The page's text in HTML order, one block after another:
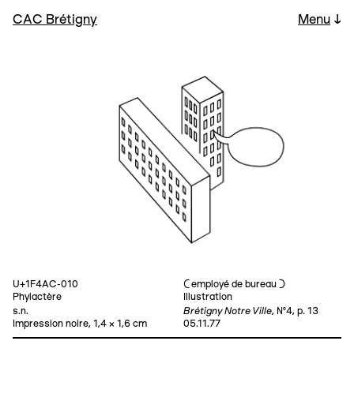
CAC Brétigny Menu ↓
U+1F4AC-010
Phylactère
⊂ employé de bureau ⊃
Illustration
s.n.
Impression noire, 1,4 × 1,6 cm
Brétigny Notre Ville, №4, p. 13
05.11.77